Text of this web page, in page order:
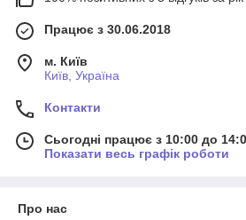
Працює з 30.06.2018
м. Київ
Київ, Україна
Контакти
Сьогодні працює з 10:00 до
Показати весь графік роботи
Про нас